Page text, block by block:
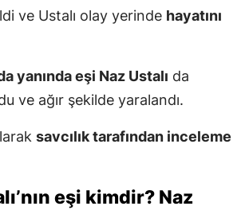
ve Ustalı olay yerinde hayatını
yanında eşi Naz Ustalı da
ve ağır şekilde yaralandı.
savcılık tarafından inceleme
eşi kimdir? Naz